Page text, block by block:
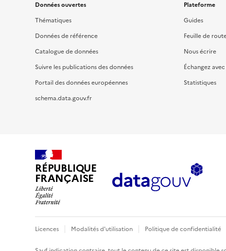
Données ouvertes
Thématiques
Données de référence
Catalogue de données
Suivre les publications des données
Portail des données européennes
schema.data.gouv.fr
Plateforme
Guides
Feuille de
Nous écrire
Échangez
Statistiques
RÉPUBLIQUE
FRANÇAISE
Licences Modalités d'utilisation Politique de confidentialité